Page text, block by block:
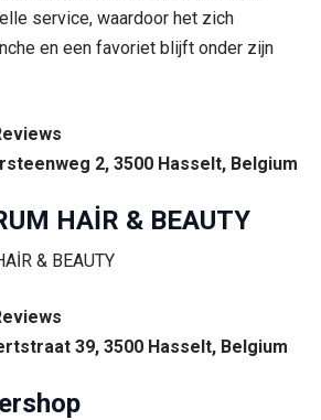
service, waardoor het zich
en een favoriet blijft onder zijn
2, 3500 Hasselt, Belgium
HAİR & BEAUTY
39, 3500 Hasselt, Belgium